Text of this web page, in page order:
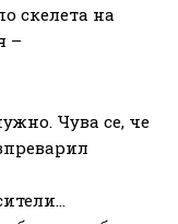
скелета на
–
Чува се, че